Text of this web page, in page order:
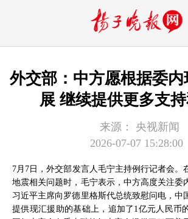
外交部：中方愿根据委
展 继续提供更多支
来源：
央视新闻
2026-07-07 15:28:00
7月7日，外交部发言人毛宁主持例行记者会。
地震相关问题时，毛宁表示，中方高度关注委
习近平主席向罗德里格斯代总统致慰问电，中
提供现汇援助的基础上，追加了1亿元人民币